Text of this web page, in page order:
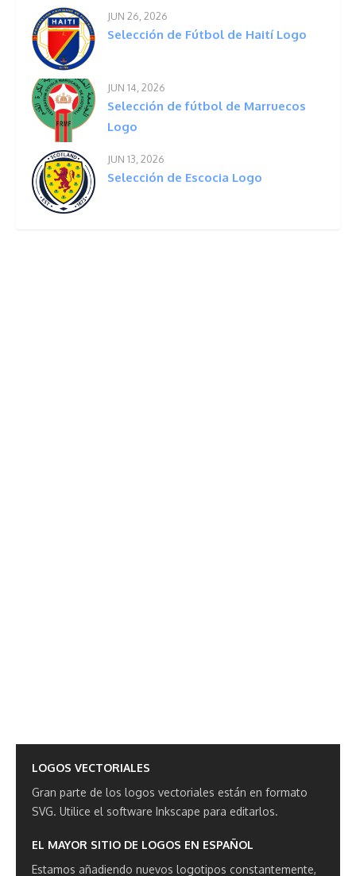
JUN 26, 2026
Selección de Fútbol de Haití Logo
JUN 14, 2026
Selección de fútbol de Marruecos
Logo
JUN 13, 2026
Selección de Escocia Logo
LOGOS VECTORIALES
Gran parte de los logos vectoriales están en formato
SVG. Utilice el software Inkscape para editarlos.
EL MAYOR SITIO DE LOGOS EN ESPAÑOL
Estamos añadiendo nuevos logotipos constantemente,